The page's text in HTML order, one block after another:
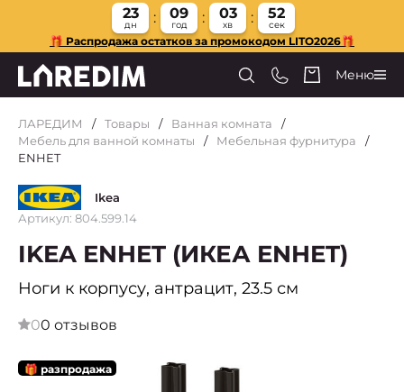
23
дн
09
год
03
хв
51
сек
🎁 Распродажа остатков за промокодом LITO2026🎁
Меню
ЛАРЕДИМ Товары
Ванная комната
Мебель для ванной комнаты
Мебельная фурнитура
ENHET
Ikea
Артикул: 804.599.14
IKEA ENHET (ИКЕА ENHET)
Ноги к корпусу, антрацит, 23.5 см
00 отзывов
🎁 разпродажа